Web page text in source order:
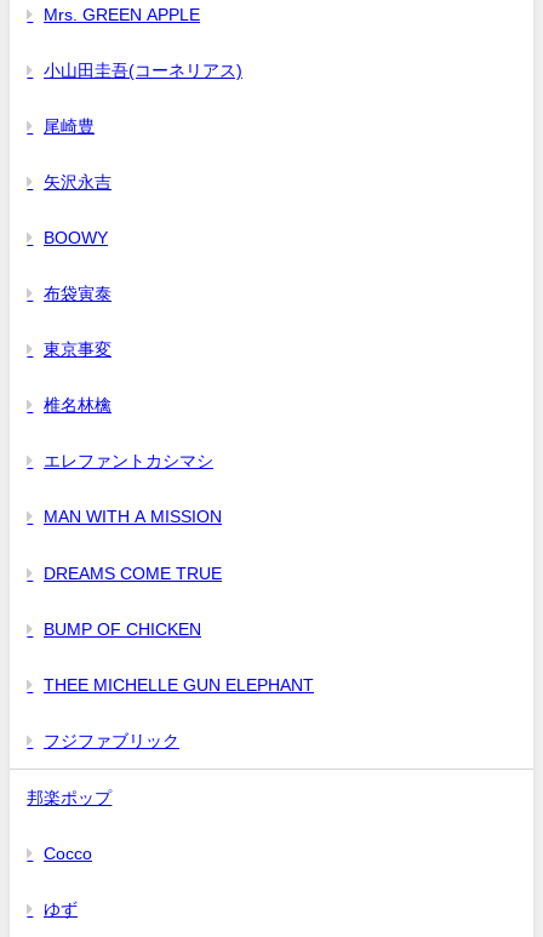
Mrs. GREEN APPLE
小山田圭吾(コーネリアス)
尾崎豊
矢沢永吉
BOOWY
布袋寅泰
東京事変
椎名林檎
エレファントカシマシ
MAN WITH A MISSION
DREAMS COME TRUE
BUMP OF CHICKEN
THEE MICHELLE GUN ELEPHANT
フジファブリック
邦楽ポップ
Cocco
ゆず